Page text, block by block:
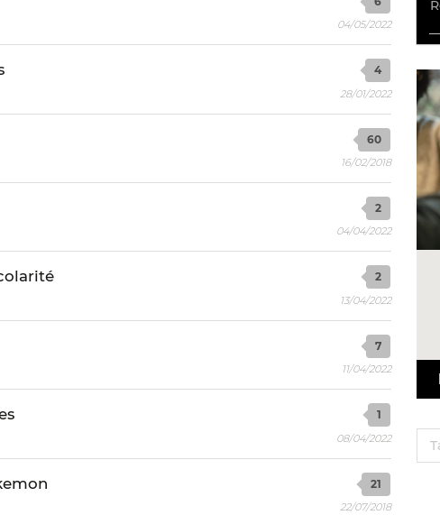
04/05/2022
4
28/01/2022
60
16/02/2018
2
04/04/2022
2
13/04/2022
7
11/04/2022
1
08/04/2022
21
22/07/2018